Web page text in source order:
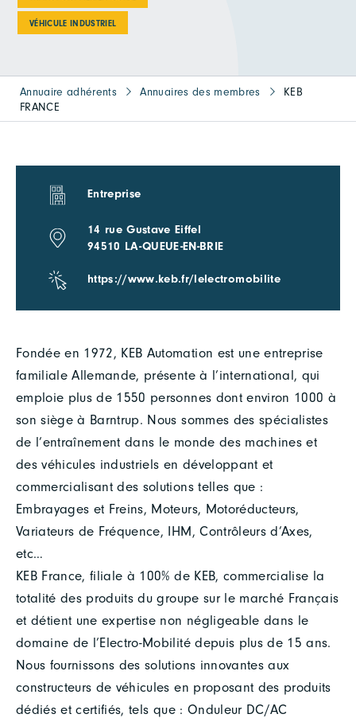
VÉHICULE INDUSTRIEL
Annuaire adhérents Annuaires des membres
KEB
FRANCE
Fondée en 1972, KEB Automation est une entreprise
familiale Allemande, présente à l’international, qui
emploie plus de 1550 personnes dont environ 1000 à
son siège à Barntrup. Nous sommes des spécialistes
de l’entraînement dans le monde des machines et
des véhicules industriels en développant et
commercialisant des solutions telles que :
Embrayages et Freins, Moteurs, Motoréducteurs,
Variateurs de Fréquence, IHM, Contrôleurs d’Axes,
etc…
KEB France, filiale à 100% de KEB, commercialise la
totalité des produits du groupe sur le marché Français
et détient une expertise non négligeable dans le
domaine de l’Electro-Mobilité depuis plus de 15 ans.
Nous fournissons des solutions innovantes aux
constructeurs de véhicules en proposant des produits
dédiés et certifiés, tels que : Onduleur DC/AC
Entreprise
14 rue Gustave Eiffel
94510 LA-QUEUE-EN-BRIE
https://www.keb.fr/lelectromobilite